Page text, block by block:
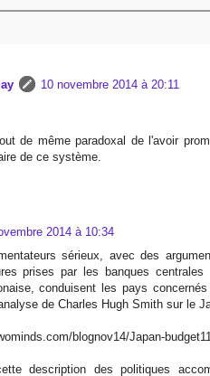
10 novembre 2014 à 20:11
de même paradoxal de l'avoir
de ce système.
2014 à 10:34
sérieux, avec des
prises par les banques centrales
conduisent les pays
de Charles Hugh Smith sur le
blognov14/Japan-
description des politiques